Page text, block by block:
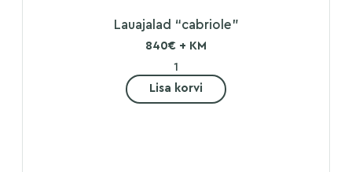
Lauajalad “cabriole”
840€ + KM
Lisa korvi